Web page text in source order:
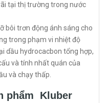
tại thị trường trong nước
bôi trơn động ánh sáng cho
trong phạm vi nhiệt độ
dầu hydrocacbon tổng hợp,
và tính nhất quán của
và chạy thấp.
phẩm Kluber